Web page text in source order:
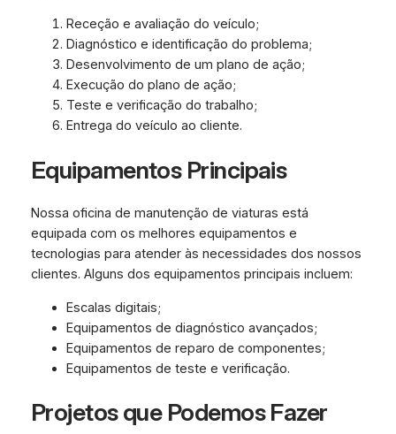
Receção e avaliação do veículo;
Diagnóstico e identificação do problema;
Desenvolvimento de um plano de ação;
Execução do plano de ação;
Teste e verificação do trabalho;
Entrega do veículo ao cliente.
Equipamentos Principais
Nossa oficina de manutenção de viaturas está
equipada com os melhores equipamentos e
tecnologias para atender às necessidades dos nossos
clientes. Alguns dos equipamentos principais incluem:
Escalas digitais;
Equipamentos de diagnóstico avançados;
Equipamentos de reparo de componentes;
Equipamentos de teste e verificação.
Projetos que Podemos Fazer